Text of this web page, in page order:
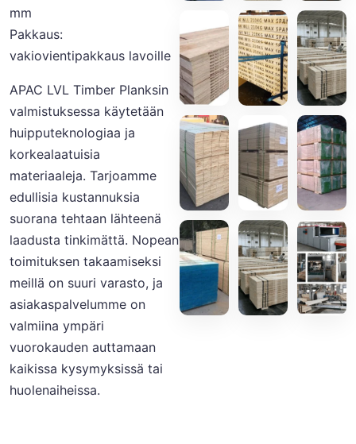
mm
Pakkaus:
vakiovientipakkaus lavoille
APAC LVL Timber Planksin
valmistuksessa käytetään
huipputeknologiaa ja
korkealaatuisia
materiaaleja. Tarjoamme
edullisia kustannuksia
suorana tehtaan lähteenä
laadusta tinkimättä. Nopean
toimituksen takaamiseksi
meillä on suuri varasto, ja
asiakaspalvelumme on
valmiina ympäri
vuorokauden auttamaan
kaikissa kysymyksissä tai
huolenaiheissa.